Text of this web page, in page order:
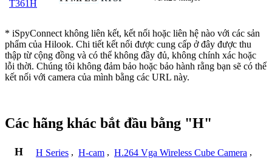
T361H
* iSpyConnect không liên kết, kết nối hoặc liên hệ nào với các sản
phẩm của Hilook. Chi tiết kết nối được cung cấp ở đây được thu
thập từ cộng đồng và có thể không đầy đủ, không chính xác hoặc
lỗi thời. Chúng tôi không đảm bảo hoặc bảo hành rằng bạn sẽ có thể
kết nối với camera của mình bằng các URL này.
Các hãng khác bắt đầu bằng "H"
H H Series , H-cam , H.264 Vga Wireless Cube Camera ,